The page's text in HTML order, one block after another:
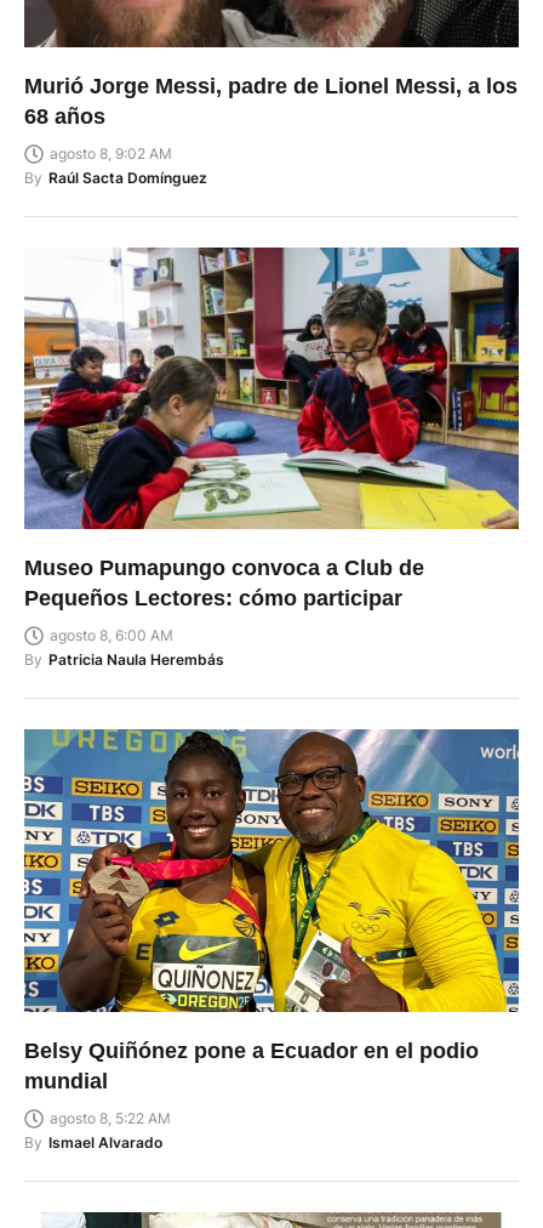
Murió Jorge Messi, padre de Lionel Messi, a los
68 años
agosto 8, 9:02 AM
By Raúl Sacta Domínguez
Museo Pumapungo convoca a Club de
Pequeños Lectores: cómo participar
agosto 8, 6:00 AM
By Patricia Naula Herembás
Belsy Quiñónez pone a Ecuador en el podio
mundial
agosto 8, 5:22 AM
By Ismael Alvarado